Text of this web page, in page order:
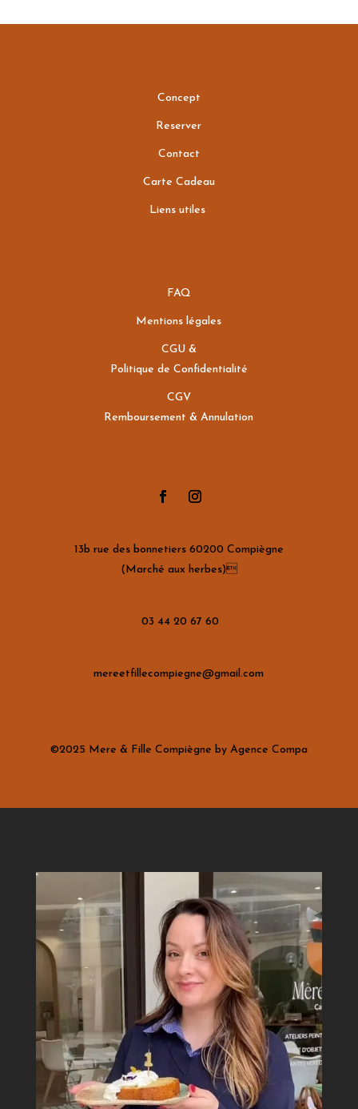
Concept
Reserver
Contact
Carte Cadeau
Liens utiles
FAQ
Mentions légales
CGU &
Politique de Confidentialité
CGV
Remboursement & Annulation
13b rue des bonnetiers 60200 Compiègne
(Marché aux herbes)
03 44 20 67 60
mereetfillecompiegne@gmail.com
©2025 Mere & Fille Compiègne by Agence Compa